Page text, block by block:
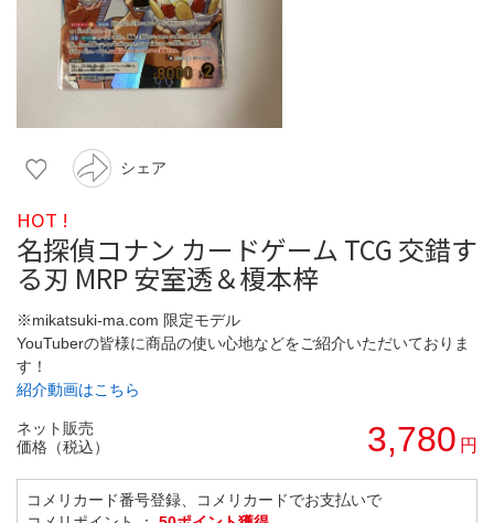
シェア
HOT !
名探偵コナン カードゲーム TCG 交錯す
る刃 MRP 安室透＆榎本梓
※mikatsuki-ma.com 限定モデル
YouTuberの皆様に商品の使い心地などをご紹介いただいておりま
す！
紹介動画はこちら
ネット販売
価格（税込）
3,780 円
コメリカード番号登録、コメリカードでお支払いで